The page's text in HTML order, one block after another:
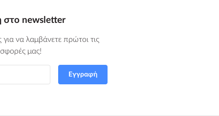
στο newsletter
για να λαμβάνετε πρώτοι τις
μας!
Εγγραφή